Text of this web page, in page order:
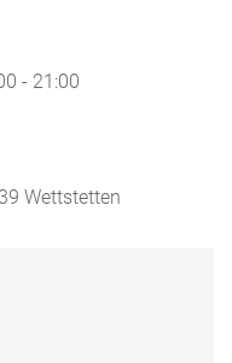
- 21:00
Wettstetten